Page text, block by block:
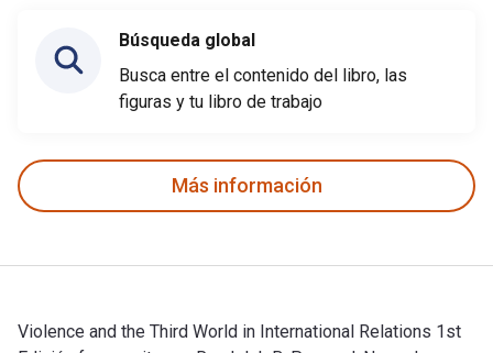
Búsqueda global
Busca entre el contenido del libro, las
figuras y tu libro de trabajo
Más información
Violence and the Third World in International Relations 1st